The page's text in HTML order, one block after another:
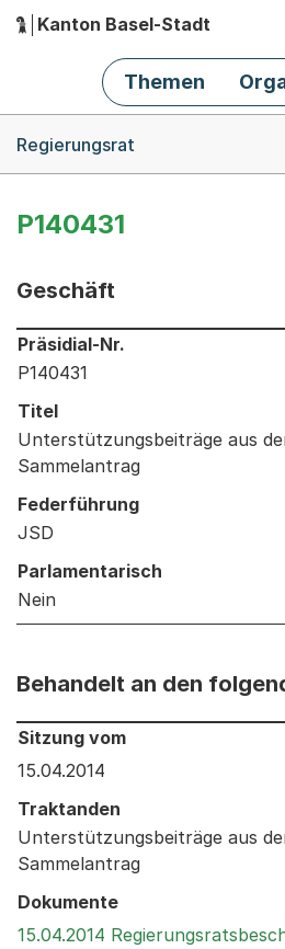
Hauptnavigation
Kanton Basel-Stadt
Themen
Regierungsrat
P140431
Geschäft
Informationen zum
Präsidial-Nr.
P140431
Titel
Unterstützungsbeiträge aus
Sammelantrag
Federführung
JSD
Parlamentarisch
Nein
Behandelt an den
Behandelt an den folgenden
Sitzung vom
15.04.2014
Traktanden
Unterstützungsbeiträge aus
Sammelantrag
Dokumente
15.04.2014